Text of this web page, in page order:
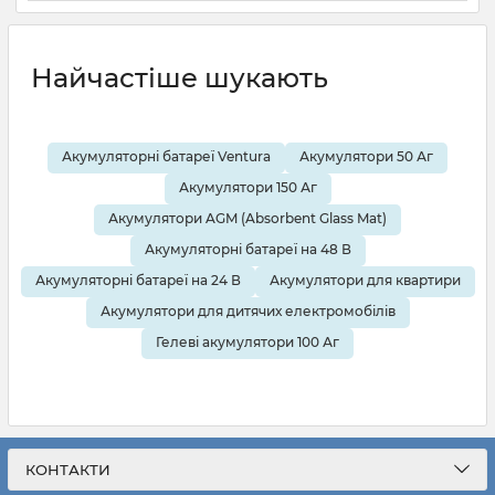
Найчастіше шукають
Акумуляторні батареї Ventura
Акумулятори 50 Аг
Акумулятори 150 Аг
Акумулятори AGM (Absorbent Glass Mat)
Акумуляторні батареї на 48 В
Акумуляторні батареї на 24 В
Акумулятори для квартири
Акумулятори для дитячих електромобілів
Гелеві акумулятори 100 Аг
КОНТАКТИ